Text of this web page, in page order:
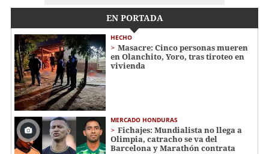
EN PORTADA
HECHO
Masacre: Cinco personas mueren
en Olanchito, Yoro, tras tiroteo en
vivienda
MERCADO HONDURAS
Fichajes: Mundialista no llega a
Olimpia, catracho se va del
Barcelona y Marathón contrata